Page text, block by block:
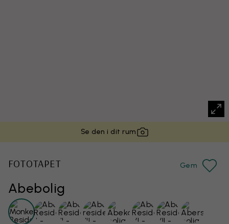
Se den i dit rum
Abebolig
FOTOTAPET Gem